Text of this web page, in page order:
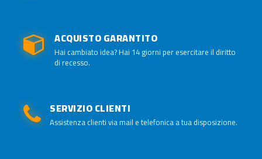
ACQUISTO GARANTITO
Hai cambiato idea? Hai 14 giorni per esercitare il diritto
di recesso.
SERVIZIO CLIENTI
Assistenza clienti via mail e telefonica a tua disposizione.